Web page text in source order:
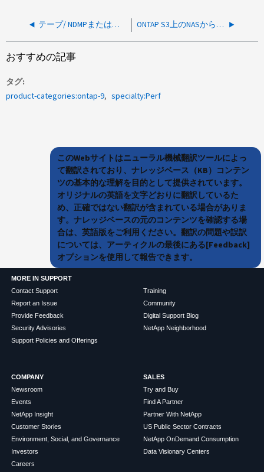
テープ/ NDMPまたはバックアップジョブでは、ディスク数が少なすぎるために原因 のレイテンシまたは利用率が高くなる可能性があります ONTAP S3上のNASからS3バケットへのデータ移行中のスループット低下
おすすめの記事
タグ
product-categories:ontap-9
specialty:Perf
このWebサイトはニューラル機械翻訳ツールによっ
て翻訳されており、ナレッジベース（KB）コンテン
ツの基本的な理解を目的として提供されています。
オリジナルの英語を文字どおりに翻訳しているた
め、正確ではない翻訳が含まれている場合がありま
す。ナレッジベースの元のコンテンツを確認する場
合は、英語版をご利用ください。翻訳の問題や誤訳
については、アーティクルの最後にある[Feedback]
オプションを使用して報告できます。
MORE IN SUPPORT
Contact Support
Report an Issue
Provide Feedback
Security Advisories
Support Policies and Offerings
Training
Community
Digital Support Blog
NetApp Neighborhood
COMPANY
Newsroom
Events
NetApp Insight
Customer Stories
Environment, Social, and Governance
Investors
Careers
SALES
Try and Buy
Find A Partner
Partner With NetApp
US Public Sector Contracts
NetApp OnDemand Consumption
Data Visionary Centers